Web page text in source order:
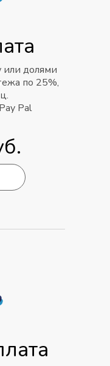
или долями
по 25%,
Pal